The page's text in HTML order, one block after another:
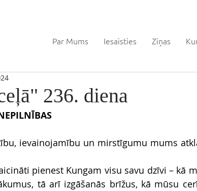
Par Mums Iesaisties Ziņas
236. diena
ievainojamību un mirstīgumu mums
pienest Kungam visu savu dzīvi – kā
tā arī izgāšanās brīžus, kā mūsu